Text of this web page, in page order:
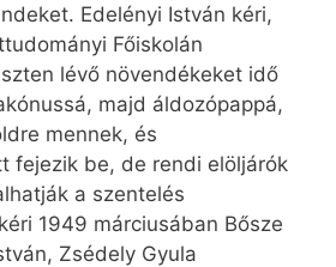
Edelényi István kéri,
Főiskolán
lévő növendékeket idő
majd áldozópappá,
mennek, és
fejezik be, de rendi elöljárók
a szentelés
1949 márciusában Bősze
Zsédely Gyula